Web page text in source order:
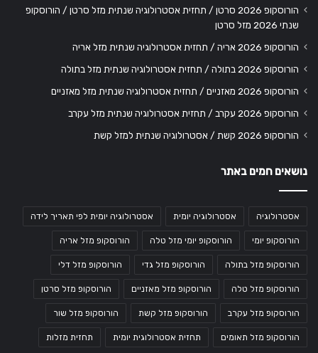
הורוסקופ 2026 סרטן / תחזית אסטרולוגיה שנתית מזל סרטן / הורוסקופ
שנתי 2026 מזל סרטן
הורוסקופ 2026 אריה / תחזית אסטרולוגיה שנתית מזל אריה
הורוסקופ 2026 בתולה / תחזית אסטרולוגיה שנתית מזל בתולה
הורוסקופ 2026 מאזניים / תחזית אסטרולוגיה שנתית מזל מאזניים
הורוסקופ 2026 עקרב / תחזית אסטרולוגיה שנתית מזל עקרב
הורוסקופ 2026 קשת / אסטרולוגיה שנתית למזל קשת
נושאים חמים באתר
אסטרולוגיה אסטרולוגיה יומית אסטרולוגיה יומית לפי תאריך לידה
הורוסקופ יומי הורוסקופ יומי מזל טלה הורוסקופ מזל אריה
הורוסקופ מזל בתולה הורוסקופ מזל גדי הורוסקופ מזל דלי
הורוסקופ מזל טלה הורוסקופ מזל מאזניים הורוסקופ מזל סרטן
הורוסקופ מזל עקרב הורוסקופ מזל קשת הורוסקופ מזל שור
הורוסקופ מזל תאומים תחזית אסטרולוגית יומית תחזית מזלות